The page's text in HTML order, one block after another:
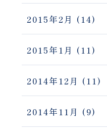
2015年2月 (14)
2015年1月 (11)
2014年12月 (11)
2014年11月 (9)